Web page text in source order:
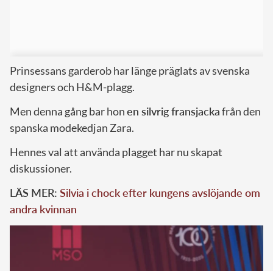
Prinsessans garderob har länge präglats av svenska
designers och H&M-plagg.
Men denna gång bar honen silvrig fransjackafrån den
spanska modekedjan Zara.
Hennes val att använda plagget har nu skapat
diskussioner.
LÄS MER: Silvia i chock efter kungens avslöjande om
andra kvinnan